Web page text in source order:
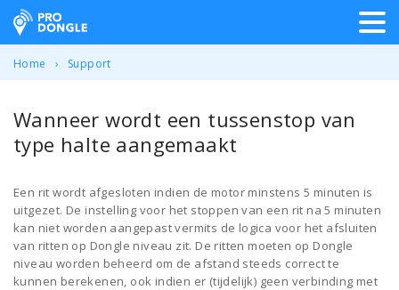
ProDongle Track & Trace
Home Support
Wanneer wordt een tussenstop van
type halte aangemaakt
Een rit wordt afgesloten indien de motor minstens 5 minuten is
uitgezet. De instelling voor het stoppen van een rit na 5 minuten
kan niet worden aangepast vermits de logica voor het afsluiten
van ritten op Dongle niveau zit. De ritten moeten op Dongle
niveau worden beheerd om de afstand steeds correct te
kunnen berekenen, ook indien er (tijdelijk) geen verbinding met